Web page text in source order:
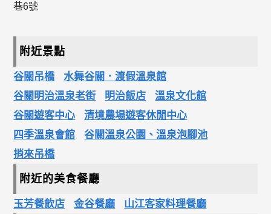
巷6號
附近景點
谷關吊橋
水舞谷關．渡假溫泉館
谷關明治溫泉老街
明治飯店
溫泉文化館
谷關遊客中心
清境農場遊客休閒中心
四季溫泉會館
谷關溫泉公園、溫泉泡腳池
捎來吊橋
附近的美食餐廳
玉芳餐飲店 金谷餐廳 山江客家料理餐廳